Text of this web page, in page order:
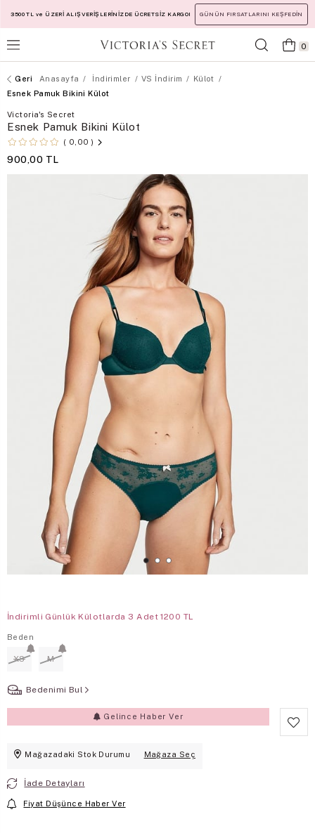
3500 TL ve ÜZERİ ALIŞVERİŞLERİNİZDE ÜCRETSİZ KARGO! GÜNÜN FIRSATLARINI KEŞFEDİN
0
Anasayfa İndirimler VS İndirim
Külot
Esnek Pamuk Bikini Külot
Victoria's Secret
Esnek Pamuk Bikini Külot
0,00
900,00 TL
İndirimli Günlük Külotlarda 3 Adet 1200 TL
Beden
XS M
Bedenimi Bul
Gelince Haber Ver
Mağazadaki Stok Durumu Mağaza Seç
İade Detayları
Fiyat Düşünce Haber Ver